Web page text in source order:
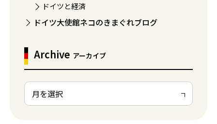
ドイツと経済
ドイツ大使館ネコのきまぐれブログ
Archive アーカイブ